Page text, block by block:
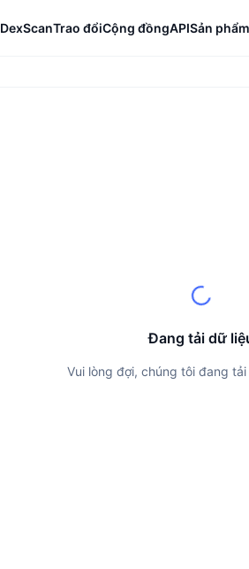
DexScanTrao đổiCộng đồngAPISản phẩm
Đang tải dữ
Vui lòng đợi, chúng tôi đang